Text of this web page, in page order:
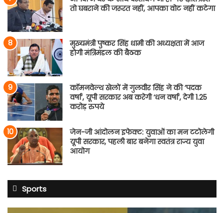
तो घबराने की जरूरत नहीं, आपका वोट नहीं कटेगा
मुख्यमंत्री पुष्कर सिंह धामी की अध्यक्षता में आज
होगी मंत्रिमंडल की बैठक
कॉमनवेल्थ खेलों में गुलवीर सिंह ने की ‘पदक
वर्षा’, यूपी सरकार अब करेगी ‘धन वर्षा’, देगी 1.25
करोड़ रुपये
जेन-जी आंदोलन इफेक्ट: युवाओं का मन टटोलेगी
यूपी सरकार, पहली बार बनेगा स्वतंत्र राज्य युवा
आयोग
Sports